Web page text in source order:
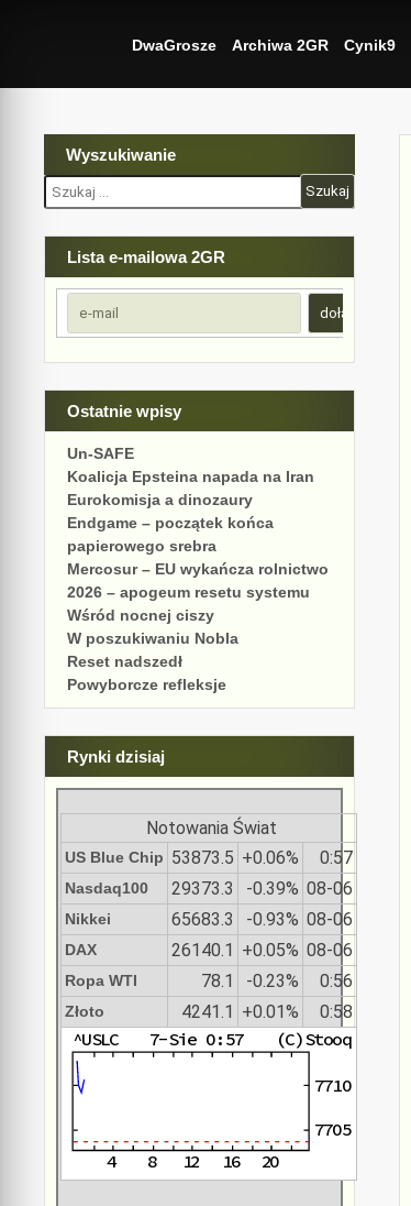
DwaGrosze Archiwa 2GR Cynik9
Wyszukiwanie
Szukaj:
Lista e-mailowa 2GR
Ostatnie wpisy
Un-SAFE
Koalicja Epsteina napada na Iran
Eurokomisja a dinozaury
Endgame – początek końca
papierowego srebra
Mercosur – EU wykańcza rolnictwo
2026 – apogeum resetu systemu
Wśród nocnej ciszy
W poszukiwaniu Nobla
Reset nadszedł
Powyborcze refleksje
Rynki dzisiaj
Notowania Świat
US Blue Chip 53873.5 +0.06% 0:57
Nasdaq100 29373.3 -0.39% 08-06
Nikkei 65683.3 -0.93% 08-06
DAX 26140.1 +0.05% 08-06
Ropa WTI 78.1 -0.23% 0:56
Złoto 4241.1 +0.01% 0:58